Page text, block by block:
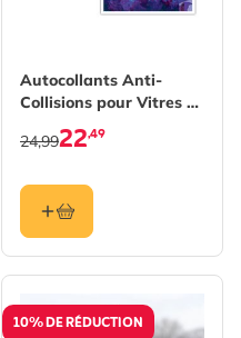
chosen on the
Autocollants Anti-
Collisions pour Vitres -
Invisibles
22,49
24,99
10% DE RÉDUCTION